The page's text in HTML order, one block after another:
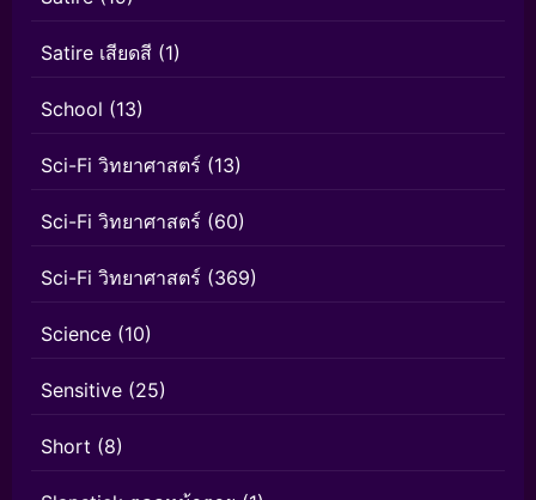
Satire เสียดสี (1)
School (13)
Sci-Fi วิทยาศาสตร์ (13)
Sci-Fi วิทยาศาสตร์ (60)
Sci-Fi วิทยาศาสตร์ (369)
Science (10)
Sensitive (25)
Short (8)